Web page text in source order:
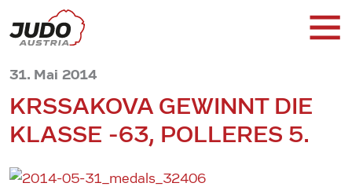
31. Mai 2014
KRSSAKOVA GEWINNT DIE
KLASSE -63, POLLERES 5.